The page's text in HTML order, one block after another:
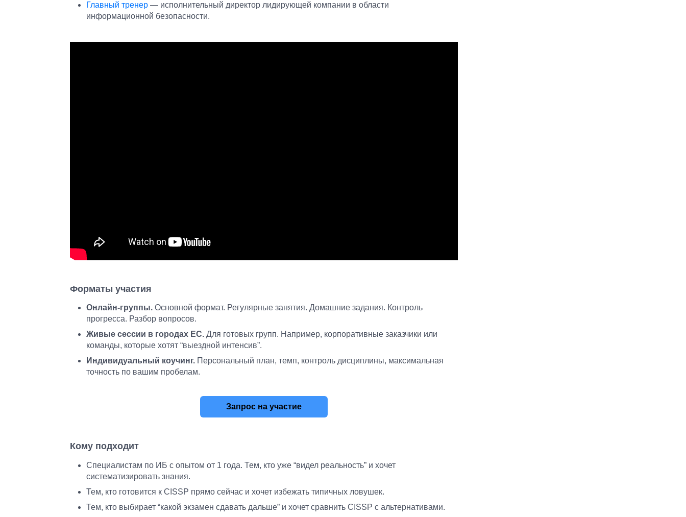
Главный тренер — исполнительный директор лидирующей компании в области
информационной безопасности.
Форматы участия
Онлайн-группы. Основной формат. Регулярные занятия. Домашние задания. Контроль
прогресса. Разбор вопросов.
Живые сессии в городах ЕС. Для готовых групп. Например, корпоративные заказчики или
команды, которые хотят “выездной интенсив”.
Индивидуальный коучинг. Персональный план, темп, контроль дисциплины, максимальная
точность по вашим пробелам.
Запрос на участие
Кому подходит
Специалистам по ИБ с опытом от 1 года. Тем, кто уже “видел реальность” и хочет
систематизировать знания.
Тем, кто готовится к CISSP прямо сейчас и хочет избежать типичных ловушек.
Тем, кто выбирает “какой экзамен сдавать дальше” и хочет сравнить CISSP с альтернативами.